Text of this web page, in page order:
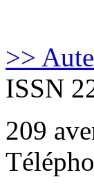
>>
ISSN
209